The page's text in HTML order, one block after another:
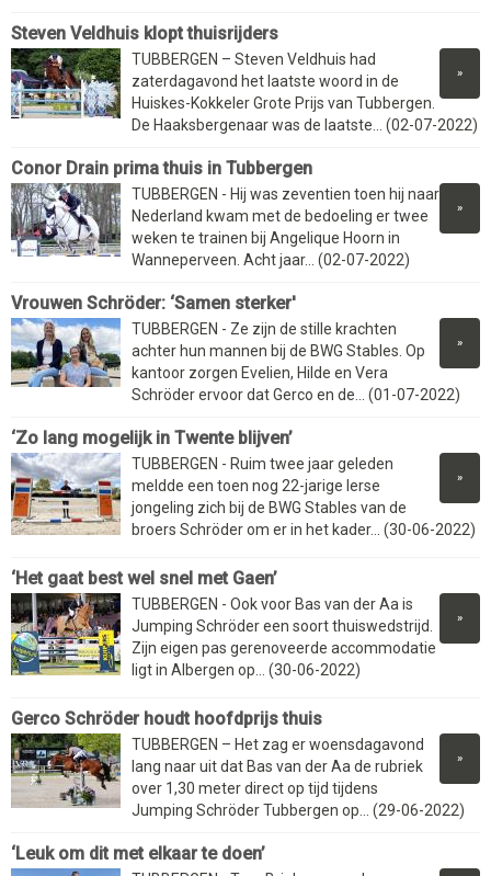
Steven Veldhuis klopt thuisrijders
»
TUBBERGEN – Steven Veldhuis had
zaterdagavond het laatste woord in de
Huiskes-Kokkeler Grote Prijs van Tubbergen.
De Haaksbergenaar was de laatste... (02-07-2022)
Conor Drain prima thuis in Tubbergen
»
TUBBERGEN - Hij was zeventien toen hij naar
Nederland kwam met de bedoeling er twee
weken te trainen bij Angelique Hoorn in
Wanneperveen. Acht jaar... (02-07-2022)
Vrouwen Schröder: ‘Samen sterker'
»
TUBBERGEN - Ze zijn de stille krachten
achter hun mannen bij de BWG Stables. Op
kantoor zorgen Evelien, Hilde en Vera
Schröder ervoor dat Gerco en de... (01-07-2022)
‘Zo lang mogelijk in Twente blijven’
»
TUBBERGEN - Ruim twee jaar geleden
meldde een toen nog 22-jarige Ierse
jongeling zich bij de BWG Stables van de
broers Schröder om er in het kader... (30-06-2022)
‘Het gaat best wel snel met Gaen’
»
TUBBERGEN - Ook voor Bas van der Aa is
Jumping Schröder een soort thuiswedstrijd.
Zijn eigen pas gerenoveerde accommodatie
ligt in Albergen op... (30-06-2022)
Gerco Schröder houdt hoofdprijs thuis
»
TUBBERGEN – Het zag er woensdagavond
lang naar uit dat Bas van der Aa de rubriek
over 1,30 meter direct op tijd tijdens
Jumping Schröder Tubbergen op... (29-06-2022)
‘Leuk om dit met elkaar te doen’